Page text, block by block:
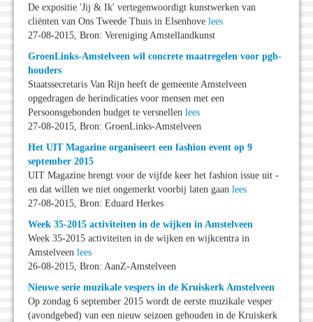
De expositie 'Jij & Ik' vertegenwoordigt kunstwerken van
cliënten van Ons Tweede Thuis in Elsenhove lees
27-08-2015, Bron: Vereniging Amstellandkunst
GroenLinks-Amstelveen wil concrete maatregelen voor pgb-
houders
Staatssecretaris Van Rijn heeft de gemeente Amstelveen
opgedragen de herindicaties voor mensen met een
Persoonsgebonden budget te versnellen lees
27-08-2015, Bron: GroenLinks-Amstelveen
Het UIT Magazine organiseert een fashion event op 9
september 2015
UIT Magazine brengt voor de vijfde keer het fashion issue uit -
en dat willen we niet ongemerkt voorbij laten gaan lees
27-08-2015, Bron: Eduard Herkes
Week 35-2015 activiteiten in de wijken in Amstelveen
Week 35-2015 activiteiten in de wijken en wijkcentra in
Amstelveen lees
26-08-2015, Bron: AanZ-Amstelveen
Nieuwe serie muzikale vespers in de Kruiskerk Amstelveen
Op zondag 6 september 2015 wordt de eerste muzikale vesper
(avondgebed) van een nieuw seizoen gehouden in de Kruiskerk